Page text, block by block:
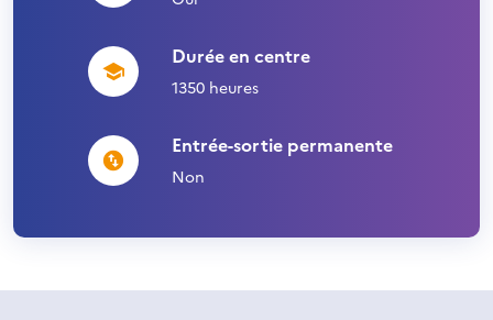
Durée en centre
1350 heures
Entrée-sortie permanente
Non